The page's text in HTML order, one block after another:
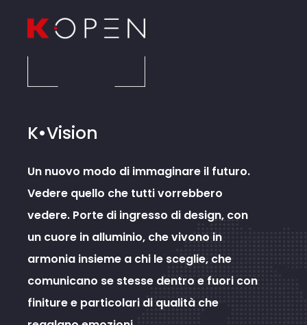
K•Vision
Un nuovo modo di immaginare il futuro.
Vedere quello che tutti vorrebbero
vedere. Porte di ingresso di design, con
un cuore in alluminio, che vivono in
armonia insieme a chi le sceglie, che
comunicano se stesse dentro e fuori con
finiture e particolari di qualità che